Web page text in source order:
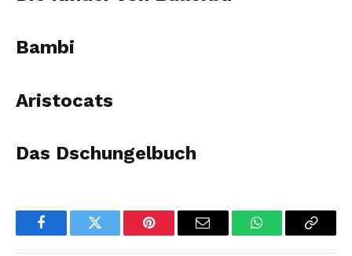
Bambi
Aristocats
Das Dschungelbuch
FacebookTwitter Pinterest Email WhatsAppCopy